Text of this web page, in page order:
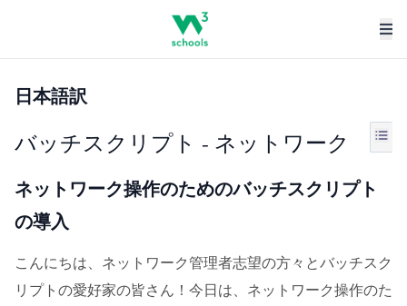
日本語訳
バッチスクリプト - ネットワーク
ネットワーク操作のためのバッチスクリプト
の導入
こんにちは、ネットワーク管理者志望の方々とバッチスク
リプトの愛好家の皆さん！今日は、ネットワーク操作のた